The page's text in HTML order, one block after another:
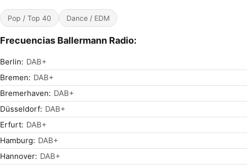
Pop / Top 40 Dance / EDM
Frecuencias Ballermann Radio:
Berlin: DAB+
Bremen: DAB+
Bremerhaven: DAB+
Düsseldorf: DAB+
Erfurt: DAB+
Hamburg: DAB+
Hannover: DAB+